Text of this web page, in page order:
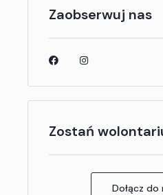
Zaobserwuj nas
Zostań
Dołącz do